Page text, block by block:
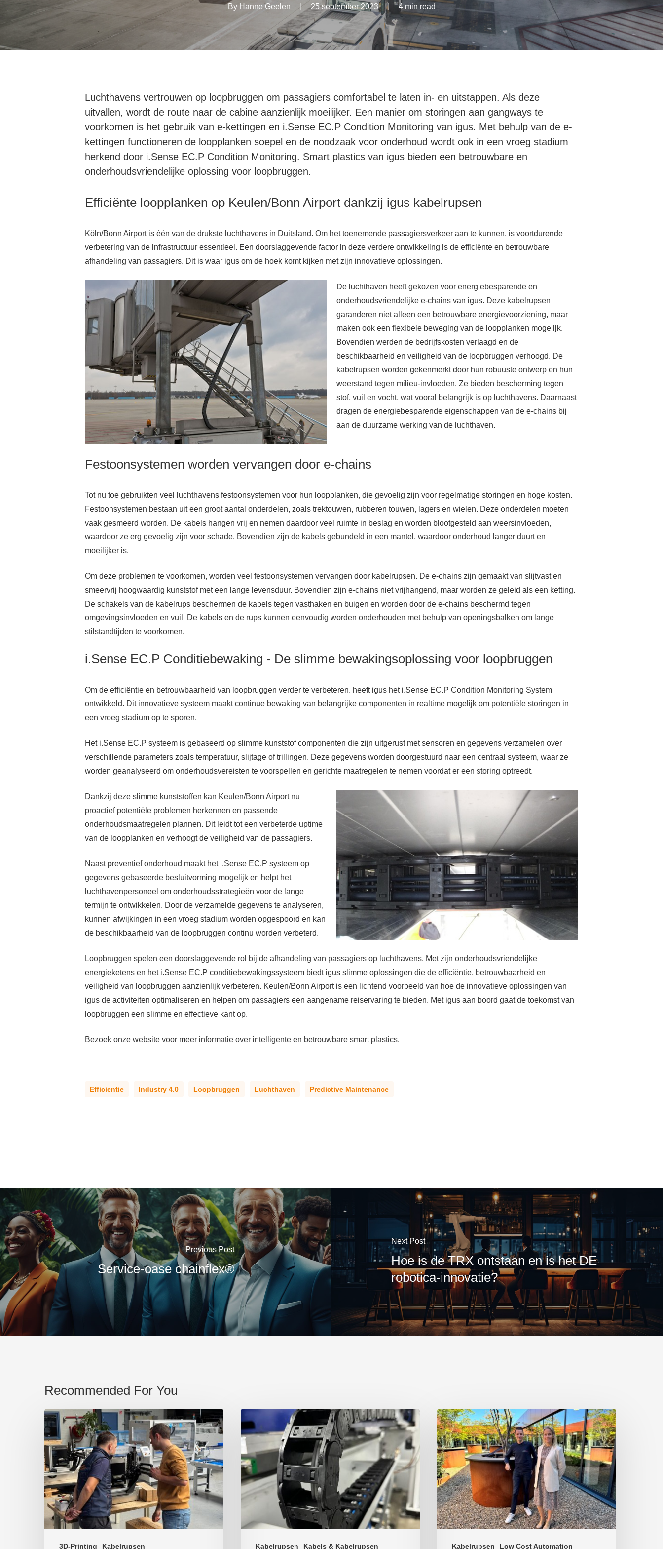
Hit enter to search or ESC to close
By Hanne Geelen 25 september 2023 4 min read
Luchthavens vertrouwen op loopbruggen om passagiers comfortabel te laten in- en uitstappen. Als deze
uitvallen, wordt de route naar de cabine aanzienlijk moeilijker. Een manier om storingen aan gangways te
voorkomen is het gebruik van e-kettingen en i.Sense EC.P Condition Monitoring van igus. Met behulp van de e-
kettingen functioneren de loopplanken soepel en de noodzaak voor onderhoud wordt ook in een vroeg stadium
herkend door i.Sense EC.P Condition Monitoring. Smart plastics van igus bieden een betrouwbare en
onderhoudsvriendelijke oplossing voor loopbruggen.
Efficiënte loopplanken op Keulen/Bonn Airport dankzij igus kabelrupsen
Köln/Bonn Airport is één van de drukste luchthavens in Duitsland. Om het toenemende passagiersverkeer aan te kunnen, is voortdurende
verbetering van de infrastructuur essentieel. Een doorslaggevende factor in deze verdere ontwikkeling is de efficiënte en betrouwbare
afhandeling van passagiers. Dit is waar igus om de hoek komt kijken met zijn innovatieve oplossingen.
De luchthaven heeft gekozen voor energiebesparende en
onderhoudsvriendelijke e-chains van igus. Deze kabelrupsen
garanderen niet alleen een betrouwbare energievoorziening, maar
maken ook een flexibele beweging van de loopplanken mogelijk.
Bovendien werden de bedrijfskosten verlaagd en de
beschikbaarheid en veiligheid van de loopbruggen verhoogd. De
kabelrupsen worden gekenmerkt door hun robuuste ontwerp en hun
weerstand tegen milieu-invloeden. Ze bieden bescherming tegen
stof, vuil en vocht, wat vooral belangrijk is op luchthavens. Daarnaast
dragen de energiebesparende eigenschappen van de e-chains bij
aan de duurzame werking van de luchthaven.
Festoonsystemen worden vervangen door e-chains
Tot nu toe gebruikten veel luchthavens festoonsystemen voor hun loopplanken, die gevoelig zijn voor regelmatige storingen en hoge kosten.
Festoonsystemen bestaan uit een groot aantal onderdelen, zoals trektouwen, rubberen touwen, lagers en wielen. Deze onderdelen moeten
vaak gesmeerd worden. De kabels hangen vrij en nemen daardoor veel ruimte in beslag en worden blootgesteld aan weersinvloeden,
waardoor ze erg gevoelig zijn voor schade. Bovendien zijn de kabels gebundeld in een mantel, waardoor onderhoud langer duurt en
moeilijker is.
Om deze problemen te voorkomen, worden veel festoonsystemen vervangen door kabelrupsen. De e-chains zijn gemaakt van slijtvast en
smeervrij hoogwaardig kunststof met een lange levensduur. Bovendien zijn e-chains niet vrijhangend, maar worden ze geleid als een ketting.
De schakels van de kabelrups beschermen de kabels tegen vasthaken en buigen en worden door de e-chains beschermd tegen
omgevingsinvloeden en vuil. De kabels en de rups kunnen eenvoudig worden onderhouden met behulp van openingsbalken om lange
stilstandtijden te voorkomen.
i.Sense EC.P Conditiebewaking - De slimme bewakingsoplossing voor loopbruggen
Om de efficiëntie en betrouwbaarheid van loopbruggen verder te verbeteren, heeft igus het i.Sense EC.P Condition Monitoring System
ontwikkeld. Dit innovatieve systeem maakt continue bewaking van belangrijke componenten in realtime mogelijk om potentiële storingen in
een vroeg stadium op te sporen.
Het i.Sense EC.P systeem is gebaseerd op slimme kunststof componenten die zijn uitgerust met sensoren en gegevens verzamelen over
verschillende parameters zoals temperatuur, slijtage of trillingen. Deze gegevens worden doorgestuurd naar een centraal systeem, waar ze
worden geanalyseerd om onderhoudsvereisten te voorspellen en gerichte maatregelen te nemen voordat er een storing optreedt.
Dankzij deze slimme kunststoffen kan Keulen/Bonn Airport nu
proactief potentiële problemen herkennen en passende
onderhoudsmaatregelen plannen. Dit leidt tot een verbeterde uptime
van de loopplanken en verhoogt de veiligheid van de passagiers.
Naast preventief onderhoud maakt het i.Sense EC.P systeem op
gegevens gebaseerde besluitvorming mogelijk en helpt het
luchthavenpersoneel om onderhoudsstrategieën voor de lange
termijn te ontwikkelen. Door de verzamelde gegevens te analyseren,
kunnen afwijkingen in een vroeg stadium worden opgespoord en kan
de beschikbaarheid van de loopbruggen continu worden verbeterd.
Loopbruggen spelen een doorslaggevende rol bij de afhandeling van passagiers op luchthavens. Met zijn onderhoudsvriendelijke
energieketens en het i.Sense EC.P conditiebewakingssysteem biedt igus slimme oplossingen die de efficiëntie, betrouwbaarheid en
veiligheid van loopbruggen aanzienlijk verbeteren. Keulen/Bonn Airport is een lichtend voorbeeld van hoe de innovatieve oplossingen van
igus de activiteiten optimaliseren en helpen om passagiers een aangename reiservaring te bieden. Met igus aan boord gaat de toekomst van
loopbruggen een slimme en effectieve kant op.
Bezoek onze website voor meer informatie over intelligente en betrouwbare smart plastics.
Efficientie Industry 4.0 Loopbruggen Luchthaven Predictive Maintenance
Previous Post
Service-oase chainflex®
Next Post
Hoe is de TRX ontstaan en is het DE
robotica-innovatie?
Recommended For You
3D-Printing Kabelrupsen Kabelrupsen Kabels & Kabelrupsen Kabelrupsen Low Cost Automation